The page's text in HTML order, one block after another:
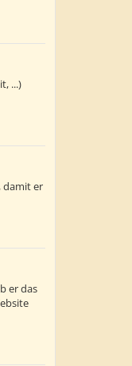
...)
damit er
er das